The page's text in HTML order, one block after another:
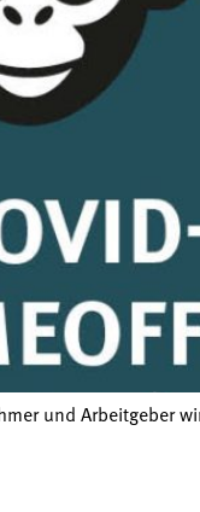
und Arbeitgeber